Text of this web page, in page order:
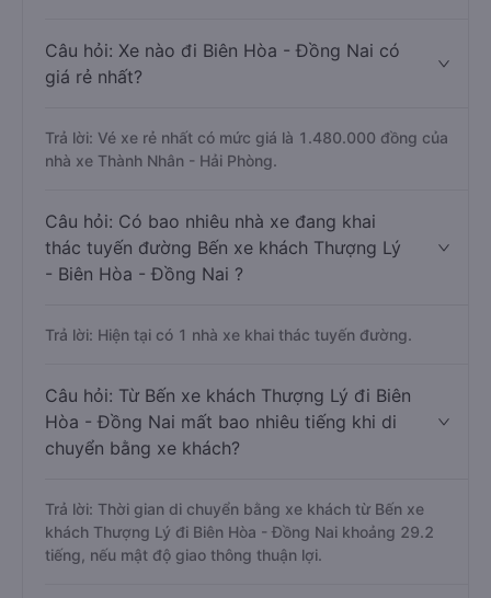
Câu hỏi: Xe nào đi Biên Hòa - Đồng Nai có
giá rẻ nhất?
Trả lời: Vé xe rẻ nhất có mức giá là 1.480.000 đồng của
nhà xe Thành Nhân - Hải Phòng.
Câu hỏi: Có bao nhiêu nhà xe đang khai
thác tuyến đường Bến xe khách Thượng Lý
- Biên Hòa - Đồng Nai ?
Trả lời: Hiện tại có 1 nhà xe khai thác tuyến đường.
Câu hỏi: Từ Bến xe khách Thượng Lý đi Biên
Hòa - Đồng Nai mất bao nhiêu tiếng khi di
chuyển bằng xe khách?
Trả lời: Thời gian di chuyển bằng xe khách từ Bến xe
khách Thượng Lý đi Biên Hòa - Đồng Nai khoảng 29.2
tiếng, nếu mật độ giao thông thuận lợi.